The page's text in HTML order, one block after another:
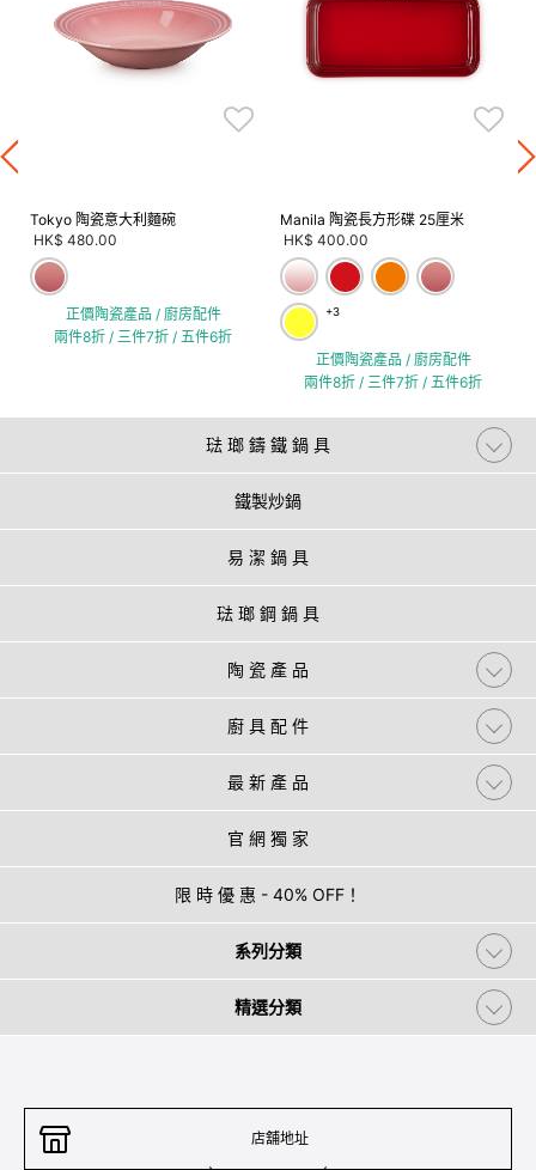
Tokyo 陶瓷意大利麵碗
HK$ 480.00
正價陶瓷產品 / 廚房配件
兩件8折 / 三件7折 / 五件6折
Manila 陶瓷長方形碟 25厘米
HK$ 400.00
+3
正價陶瓷產品 / 廚房配件
兩件8折 / 三件7折 / 五件6折
琺 瑯 鑄 鐵 鍋 具
鐵製炒鍋
易 潔 鍋 具
琺 瑯 鋼 鍋 具
陶 瓷 產 品
廚 具 配 件
最 新 產 品
官 網 獨 家
限 時 優 惠 - 40% OFF！
系列分類
精選分類
店舖地址